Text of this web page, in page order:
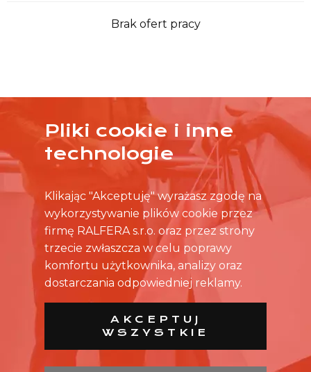
Brak ofert pracy
ŻADNA OFERTA CIĘ NIE ZAINTERESOWAŁA?
SKONTAKTUJ SIĘ BEZPOŚREDNIO ZE SKLEPEM.
Pliki cookie i inne
technologie
Klikając "Akceptuję" wyrażasz zgodę na
wykorzystywanie plików cookie przez
firmę RALFERA s.r.o. oraz przez strony
trzecie zwłaszcza w celu poprawy
komfortu użytkownika, analizy oraz
dostarczania odpowiedniej reklamy.
AKCEPTUJ
WSZYSTKIE